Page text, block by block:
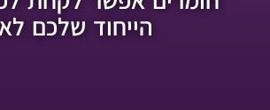
הייחוד שלכם